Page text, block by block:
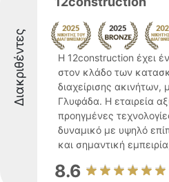
Διακριθέντες
Η 12construction έχει
στον κλάδο των
διαχείρισης ακινήτων,
Γλυφάδα. Η εταιρεία
προηγμένες
δυναμικό με υψηλό
και σημαντική
8.6